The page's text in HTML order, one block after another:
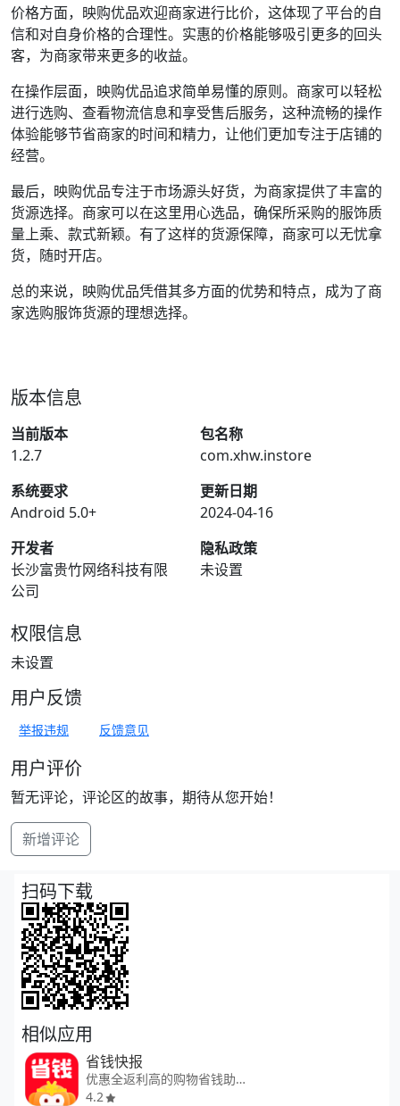
价格方面，映购优品欢迎商家进行比价，这体现了平台的自
信和对自身价格的合理性。实惠的价格能够吸引更多的回头
客，为商家带来更多的收益。
在操作层面，映购优品追求简单易懂的原则。商家可以轻松
进行选购、查看物流信息和享受售后服务，这种流畅的操作
体验能够节省商家的时间和精力，让他们更加专注于店铺的
经营。
最后，映购优品专注于市场源头好货，为商家提供了丰富的
货源选择。商家可以在这里用心选品，确保所采购的服饰质
量上乘、款式新颖。有了这样的货源保障，商家可以无忧拿
货，随时开店。
总的来说，映购优品凭借其多方面的优势和特点，成为了商
家选购服饰货源的理想选择。
版本信息
当前版本
1.2.7
包名称
com.xhw.instore
系统要求
Android 5.0+
更新日期
2024-04-16
开发者
长沙富贵竹网络科技有限
公司
隐私政策
未设置
权限信息
未设置
用户反馈
举报违规 反馈意见
用户评价
暂无评论，评论区的故事，期待从您开始！
新增评论
扫码下载
相似应用
省钱快报
优惠全返利高的购物省钱助手
4.2